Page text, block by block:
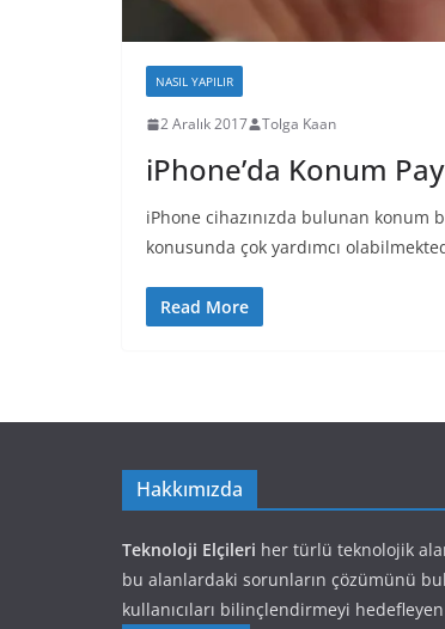
NASIL YAPILIR
2 Aralık 2017 Tolga Kaan
iPhone’da Konum
iPhone cihazınızda bulunan konum
konusunda çok yardımcı
Read More
Hakkımızda
Teknoloji Elçileri her türlü teknolojik
bu alanlardaki sorunların çözümünü
kullanıcıları bilinçlendirmeyi